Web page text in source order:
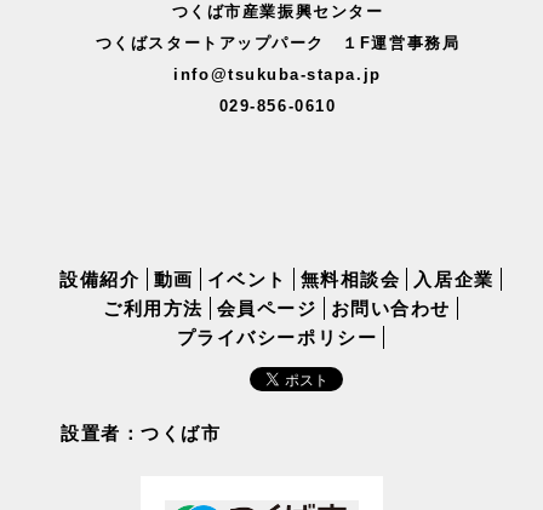
つくば市産業振興センター
つくばスタートアップパーク １F運営事務局
info@tsukuba-stapa.jp
029-856-0610
設備紹介 動画 イベント 無料相談会
入居企業
ご利用方法
会員ページ
お問い合わせ
プライバシーポリシー
設置者：つくば市